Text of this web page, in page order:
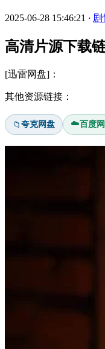
2025-06-28 15:46:21 · 剧
高清片源下载
[迅雷网盘]：
其他资源链接：
📁夸克网盘 ☁️百度